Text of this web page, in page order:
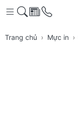
Trang chủ Mực in